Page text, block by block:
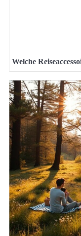
Welche